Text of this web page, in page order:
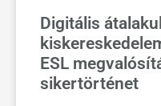
Digitális
ESL
sikertörténet